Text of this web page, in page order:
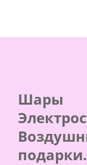
Шары
подарки.